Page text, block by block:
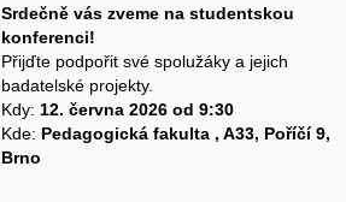
Srdečně vás zveme na studentskou
konferenci!
Přijďte podpořit své spolužáky a jejich
badatelské projekty.
Kdy: 12. června 2026 od 9:30
Kde: Pedagogická fakulta , A33, Poříčí 9,
Brno